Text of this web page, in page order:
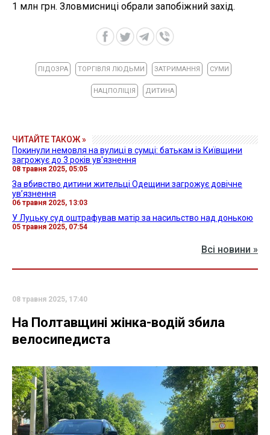
1 млн грн. Зловмисниці обрали запобіжний захід.
ПІДОЗРА ТОРГІВЛЯ ЛЮДЬМИ ЗАТРИМАННЯ СУМИ
НАЦПОЛІЦІЯ ДИТИНА
ЧИТАЙТЕ ТАКОЖ »
Покинули немовля на вулиці в сумці: батькам із Київщини
загрожує до 3 років ув'язнення
08 травня 2025, 05:05
За вбивство дитини жительці Одещини загрожує довічне
увʼязнення
06 травня 2025, 13:03
У Луцьку суд оштрафував матір за насильство над донькою
05 травня 2025, 07:54
Всі новини »
08 травня 2025, 17:40
На Полтавщині жінка-водій збила
велосипедиста